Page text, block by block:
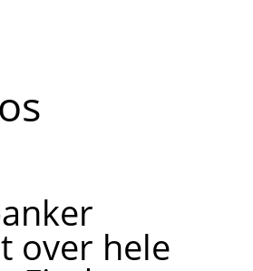
over hele